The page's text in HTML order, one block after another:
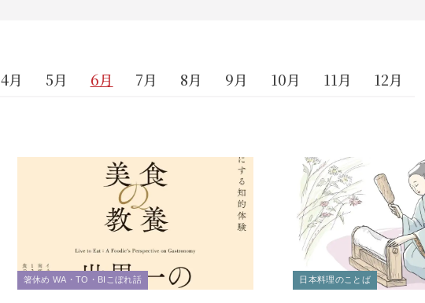
4月 5月 6月 7月 8月 9月 10月 11月 12月
箸休め WA・TO・BIこぼれ話 日本料理のことば